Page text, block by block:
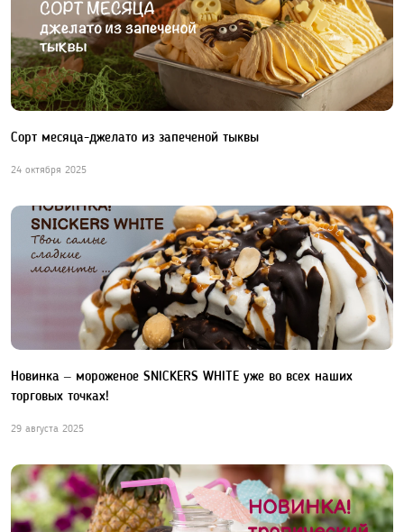
Сорт месяца-джелато из запеченой тыквы
24 октября 2025
Новинка – мороженое SNICKERS WHITE уже во всех наших
торговых точках!
29 августа 2025